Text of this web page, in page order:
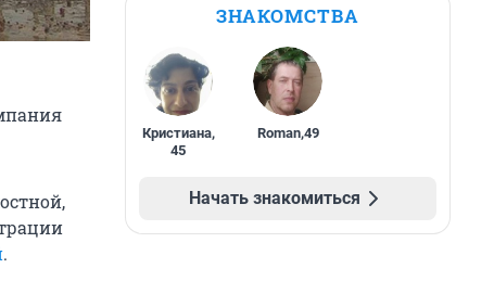
.
ЗНАКОМСТВА
Кристиана,
45
Roman,49
Начать знакомиться